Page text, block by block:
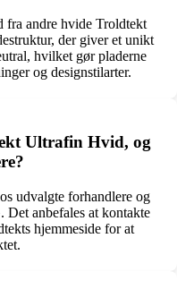
andre hvide Troldtekt
der giver et unikt
hvilket gør pladerne
og designstilarter.
Ultrafin Hvid, og
udvalgte forhandlere og
anbefales at kontakte
hjemmeside for at